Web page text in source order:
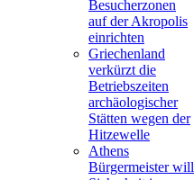
Besucherzonen
auf der Akropolis
einrichten
Griechenland
verkürzt die
Betriebszeiten
archäologischer
Stätten wegen der
Hitzewelle
Athens
Bürgermeister will